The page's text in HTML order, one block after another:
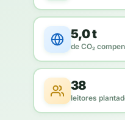
5,0 t
de CO₂
38
leitores